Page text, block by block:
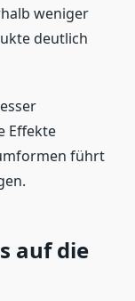
weniger
deutlich
Effekte
führt
auf die